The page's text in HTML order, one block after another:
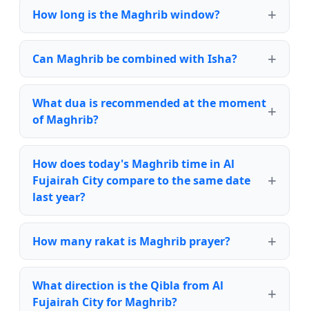
How long is the Maghrib window?
Can Maghrib be combined with Isha?
What dua is recommended at the moment
of Maghrib?
How does today's Maghrib time in Al
Fujairah City compare to the same date
last year?
How many rakat is Maghrib prayer?
What direction is the Qibla from Al
Fujairah City for Maghrib?